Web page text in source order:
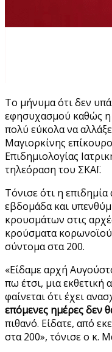
Το μήνυμα ότι δεν
εφησυχασμού καθώς η
πολύ εύκολα να
Μαγιορκίνης
Επιδημιολογίας
τηλεόραση του ΣΚΑΪ.
Τόνισε ότι η
εβδομάδα και
κρουσμάτων στις
κρούσματα
σύντομα στα 200.
«Είδαμε αρχή
πω έτσι, μια
φαίνεται ότι έχει
επόμενες ημέρες δεν
πιθανό. Είδατε, από
στα 200», τόνισε ο κ.